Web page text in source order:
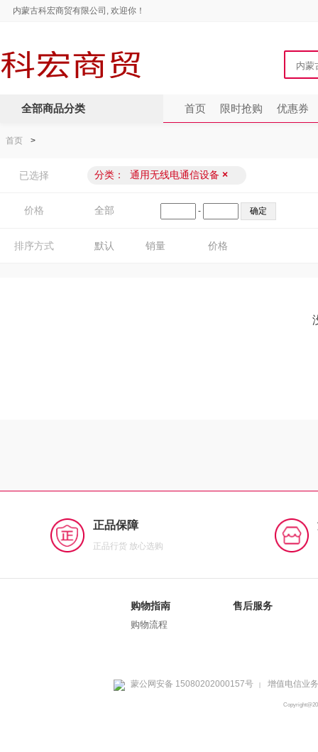
内蒙古科宏商贸有限公司, 欢迎你！
全部商品分类 首页 限时抢购 优惠券
首页 >
已选择 分类： 通用无线电通信设备 ×
价格 全部 -
排序方式 默认 销量 价格
正品保障
正品行货 放心选购
购物指南
购物流程
售后服务
蒙公网安备 15080202000157号 | 增值电信业